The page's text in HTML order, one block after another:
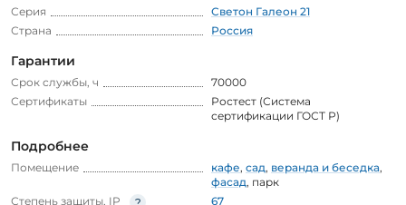
Серия
Светон Галеон 21
Страна
Россия
Гарантии
Срок службы, ч
70000
Сертификаты
Ростест (Система
сертификации ГОСТ Р)
Подробнее
Помещение кафе, сад, веранда и беседка,
фасад, парк
Степень защиты, IP
67